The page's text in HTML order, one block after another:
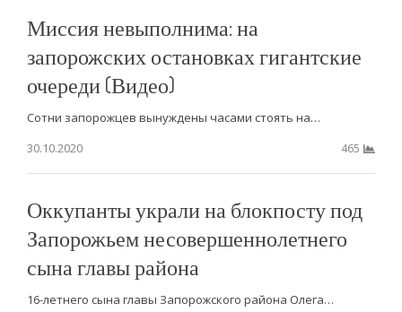
Миссия невыполнима: на
запорожских остановках гигантские
очереди (Видео)
Сотни запорожцев вынуждены часами стоять на…
30.10.2020
465
Оккупанты украли на блокпосту под
Запорожьем несовершеннолетнего
сына главы района
16-летнего сына главы Запорожского района Олега…